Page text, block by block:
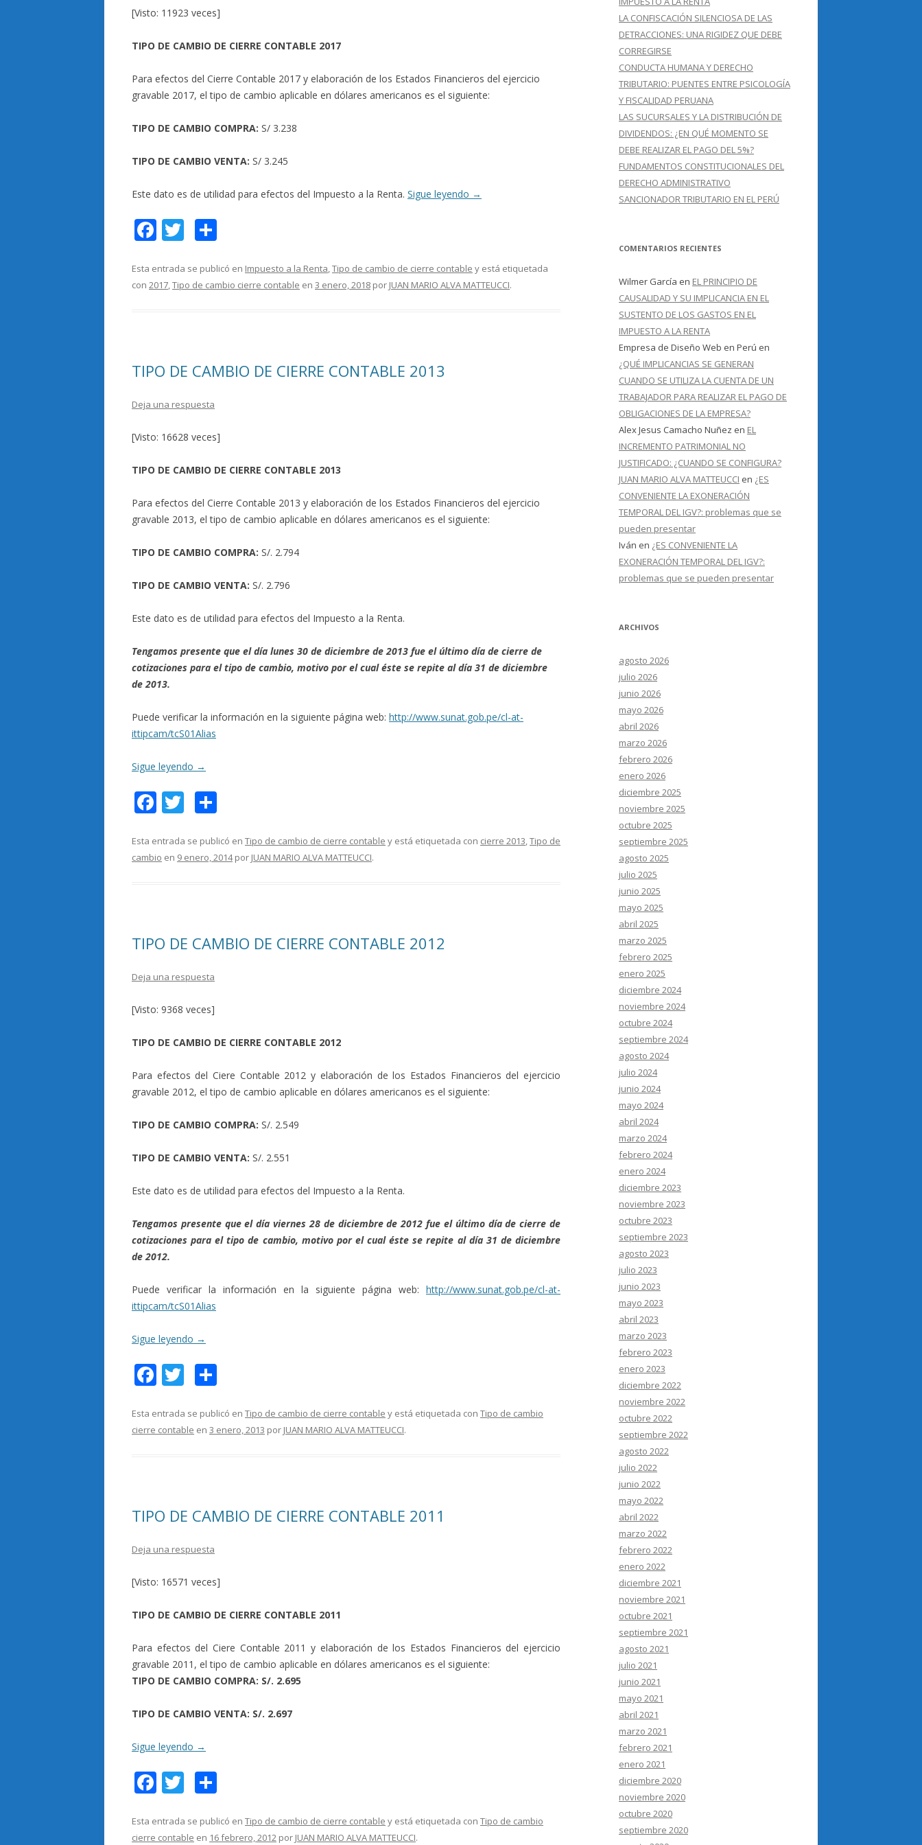
[Visto: 11923 veces]
TIPO DE CAMBIO DE CIERRE CONTABLE 2017
Para efectos del Cierre Contable 2017 y elaboración de los Estados Financieros del ejercicio
gravable 2017, el tipo de cambio aplicable en dólares americanos es el siguiente:
TIPO DE CAMBIO COMPRA: S/ 3.238
TIPO DE CAMBIO VENTA: S/ 3.245
Este dato es de utilidad para efectos del Impuesto a la Renta. Sigue leyendo →
F
e
b
k
T
itt
er
m
p
r
Esta entrada se publicó en Impuesto a la Renta,Tipo de cambio de cierre contable y está etiquetada
con 2017,Tipo de cambio cierre contable en 3 enero, 2018 por JUAN MARIO ALVA MATTEUCCI.
TIPO DE CAMBIO DE CIERRE CONTABLE 2013
Deja una respuesta
[Visto: 16628 veces]
TIPO DE CAMBIO DE CIERRE CONTABLE 2013
Para efectos del Cierre Contable 2013 y elaboración de los Estados Financieros del ejercicio
gravable 2013, el tipo de cambio aplicable en dólares americanos es el siguiente:
TIPO DE CAMBIO COMPRA: S/. 2.794
TIPO DE CAMBIO VENTA: S/. 2.796
Este dato es de utilidad para efectos del Impuesto a la Renta.
Tengamos presente que el día lunes 30 de diciembre de 2013 fue el último día de cierre de
cotizaciones para el tipo de cambio, motivo por el cual éste se repite al día 31 de diciembre
de 2013.
Puede verificar la información en la siguiente página web: http://www.sunat.gob.pe/cl-at-
ittipcam/tcS01Alias
Sigue leyendo →
F
e
b
k
T
itt
er
m
p
r
Esta entrada se publicó en Tipo de cambio de cierre contable y está etiquetada con cierre 2013,Tipo de
cambio en 9 enero, 2014por JUAN MARIO ALVA MATTEUCCI.
TIPO DE CAMBIO DE CIERRE CONTABLE 2012
Deja una respuesta
[Visto: 9368 veces]
TIPO DE CAMBIO DE CIERRE CONTABLE 2012
Para efectos del Ciere Contable 2012 y elaboración de los Estados Financieros del ejercicio
gravable 2012, el tipo de cambio aplicable en dólares americanos es el siguiente:
TIPO DE CAMBIO COMPRA: S/. 2.549
TIPO DE CAMBIO VENTA: S/. 2.551
Este dato es de utilidad para efectos del Impuesto a la Renta.
Tengamos presente que el día viernes 28 de diciembre de 2012 fue el último día de cierre de
cotizaciones para el tipo de cambio, motivo por el cual éste se repite al día 31 de diciembre
de 2012.
Puede verificar la información en la siguiente página web: http://www.sunat.gob.pe/cl-at-
ittipcam/tcS01Alias
Sigue leyendo →
F
e
b
k
T
itt
er
m
p
r
Esta entrada se publicó en Tipo de cambio de cierre contable y está etiquetada con Tipo de cambio
cierre contable en 3 enero, 2013 por JUAN MARIO ALVA MATTEUCCI.
TIPO DE CAMBIO DE CIERRE CONTABLE 2011
Deja una respuesta
[Visto: 16571 veces]
TIPO DE CAMBIO DE CIERRE CONTABLE 2011
Para efectos del Ciere Contable 2011 y elaboración de los Estados Financieros del ejercicio
gravable 2011, el tipo de cambio aplicable en dólares americanos es el siguiente:
TIPO DE CAMBIO COMPRA: S/. 2.695
TIPO DE CAMBIO VENTA: S/. 2.697
Sigue leyendo →
F
e
T
itt m
Esta entrada se publicó en Tipo de cambio de cierre contable y está etiquetada con Tipo de cambio
cierre contable en 16 febrero, 2012 por JUAN MARIO ALVA MATTEUCCI.
LA CONFISCACIÓN SILENCIOSA DE LAS
DETRACCIONES: UNA RIGIDEZ QUE DEBE
CORREGIRSE
CONDUCTA HUMANA Y DERECHO
TRIBUTARIO: PUENTES ENTRE PSICOLOGÍA
Y FISCALIDAD PERUANA
LAS SUCURSALES Y LA DISTRIBUCIÓN DE
DIVIDENDOS: ¿EN QUÉ MOMENTO SE
DEBE REALIZAR EL PAGO DEL 5%?
FUNDAMENTOS CONSTITUCIONALES DEL
DERECHO ADMINISTRATIVO
SANCIONADOR TRIBUTARIO EN EL PERÚ
COMENTARIOS RECIENTES
Wilmer García en EL PRINCIPIO DE
CAUSALIDAD Y SU IMPLICANCIA EN EL
SUSTENTO DE LOS GASTOS EN EL
IMPUESTO A LA RENTA
Empresa de Diseño Web en Perú en
¿QUÉ IMPLICANCIAS SE GENERAN
CUANDO SE UTILIZA LA CUENTA DE UN
TRABAJADOR PARA REALIZAR EL PAGO DE
OBLIGACIONES DE LA EMPRESA?
Alex Jesus Camacho Nuñez en EL
INCREMENTO PATRIMONIAL NO
JUSTIFICADO: ¿CUANDO SE CONFIGURA?
JUAN MARIO ALVA MATTEUCCI en ¿ES
CONVENIENTE LA EXONERACIÓN
TEMPORAL DEL IGV?: problemas que se
pueden presentar
Iván en ¿ES CONVENIENTE LA
EXONERACIÓN TEMPORAL DEL IGV?:
problemas que se pueden presentar
ARCHIVOS
agosto 2026
julio 2026
junio 2026
mayo 2026
abril 2026
marzo 2026
febrero 2026
enero 2026
diciembre 2025
noviembre 2025
octubre 2025
septiembre 2025
agosto 2025
julio 2025
junio 2025
mayo 2025
abril 2025
marzo 2025
febrero 2025
enero 2025
diciembre 2024
noviembre 2024
octubre 2024
septiembre 2024
agosto 2024
julio 2024
junio 2024
mayo 2024
abril 2024
marzo 2024
febrero 2024
enero 2024
diciembre 2023
noviembre 2023
octubre 2023
septiembre 2023
agosto 2023
julio 2023
junio 2023
mayo 2023
abril 2023
marzo 2023
febrero 2023
enero 2023
diciembre 2022
noviembre 2022
octubre 2022
septiembre 2022
agosto 2022
julio 2022
junio 2022
mayo 2022
abril 2022
marzo 2022
febrero 2022
enero 2022
diciembre 2021
noviembre 2021
octubre 2021
septiembre 2021
agosto 2021
julio 2021
junio 2021
mayo 2021
abril 2021
marzo 2021
febrero 2021
enero 2021
diciembre 2020
noviembre 2020
octubre 2020
septiembre 2020